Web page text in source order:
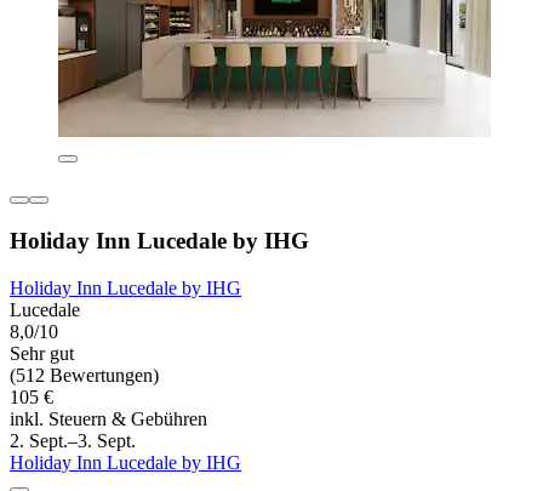
Holiday Inn Lucedale by IHG
Holiday Inn Lucedale by IHG
Lucedale
8,0/10
Sehr gut
(512 Bewertungen)
105 €
inkl. Steuern & Gebühren
2. Sept.–3. Sept.
Holiday Inn Lucedale by IHG